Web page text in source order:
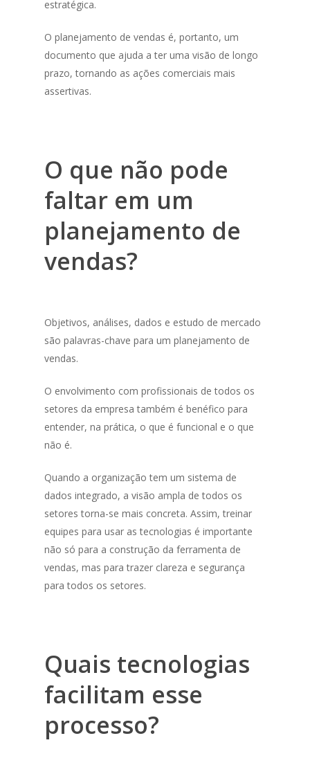
estratégica.
O planejamento de vendas é, portanto, um
documento que ajuda a ter uma visão de longo
prazo, tornando as ações comerciais mais
assertivas.
O que não pode
faltar em um
planejamento de
vendas?
Objetivos, análises, dados e estudo de mercado
são palavras-chave para um planejamento de
vendas.
O envolvimento com profissionais de todos os
setores da empresa também é benéfico para
entender, na prática, o que é funcional e o que
não é.
Quando a organização tem um sistema de
dados integrado, a visão ampla de todos os
setores torna-se mais concreta. Assim, treinar
equipes para usar as tecnologias é importante
não só para a construção da ferramenta de
vendas, mas para trazer clareza e segurança
para todos os setores.
Quais tecnologias
facilitam esse
processo?